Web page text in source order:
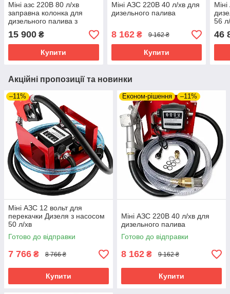
Міні азс 220В 80 л/хв
заправна колонка для
дизельного палива з
15 900 ₴
Купити
Міні АЗС 220В 40 л/хв для
дизельного палива
8 162₴ 9 162 ₴
Купити
56
46
Акційні пропозиції та новинки
–11%
Міні АЗС 12 вольт для
перекачки Дизеля з насосом
50 л/хв
Готово до відправки
7 766 ₴ 8 766 ₴
Купити
Економ-рішення –11%
Міні АЗС 220В 40 л/хв для
дизельного палива
Готово до відправки
8 162 ₴ 9 162 ₴
Купити